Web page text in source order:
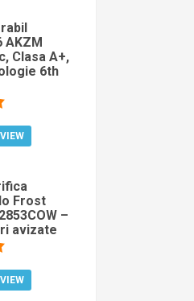
AKZM
Clasa A+,
6th
Frost
–
avizate